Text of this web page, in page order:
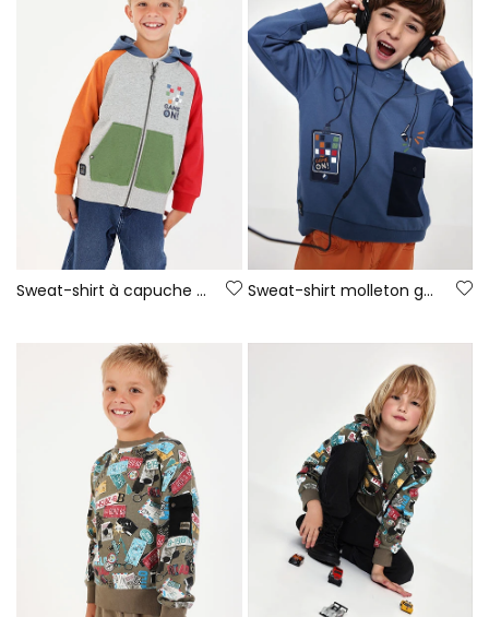
Sweat-shirt à capuche garçon gris chiné Game On Sweat-shirt molleton garçon bleu à capuche imprimé gaming